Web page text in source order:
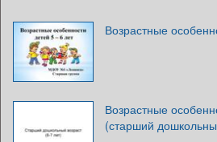
Возрастные
Возрастные
(старший